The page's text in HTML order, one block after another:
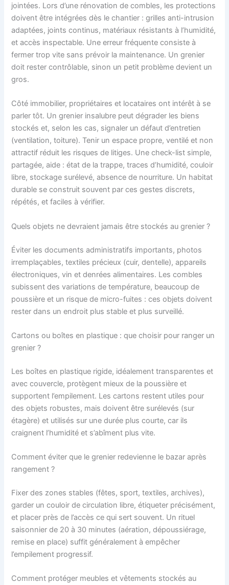
jointées. Lors d’une rénovation de combles, les protections
doivent être intégrées dès le chantier : grilles anti-intrusion
adaptées, joints continus, matériaux résistants à l’humidité,
et accès inspectable. Une erreur fréquente consiste à
fermer trop vite sans prévoir la maintenance. Un grenier
doit rester contrôlable, sinon un petit problème devient un
gros.
Côté immobilier, propriétaires et locataires ont intérêt à se
parler tôt. Un grenier insalubre peut dégrader les biens
stockés et, selon les cas, signaler un défaut d’entretien
(ventilation, toiture). Tenir un espace propre, ventilé et non
attractif réduit les risques de litiges. Une check-list simple,
partagée, aide : état de la trappe, traces d’humidité, couloir
libre, stockage surélevé, absence de nourriture. Un habitat
durable se construit souvent par ces gestes discrets,
répétés, et faciles à vérifier.
Quels objets ne devraient jamais être stockés au grenier ?
Éviter les documents administratifs importants, photos
irremplaçables, textiles précieux (cuir, dentelle), appareils
électroniques, vin et denrées alimentaires. Les combles
subissent des variations de température, beaucoup de
poussière et un risque de micro-fuites : ces objets doivent
rester dans un endroit plus stable et plus surveillé.
Cartons ou boîtes en plastique : que choisir pour ranger un
grenier ?
Les boîtes en plastique rigide, idéalement transparentes et
avec couvercle, protègent mieux de la poussière et
supportent l’empilement. Les cartons restent utiles pour
des objets robustes, mais doivent être surélevés (sur
étagère) et utilisés sur une durée plus courte, car ils
craignent l’humidité et s’abîment plus vite.
Comment éviter que le grenier redevienne le bazar après
rangement ?
Fixer des zones stables (fêtes, sport, textiles, archives),
garder un couloir de circulation libre, étiqueter précisément,
et placer près de l’accès ce qui sert souvent. Un rituel
saisonnier de 20 à 30 minutes (aération, dépoussiérage,
remise en place) suffit généralement à empêcher
l’empilement progressif.
Comment protéger meubles et vêtements stockés au